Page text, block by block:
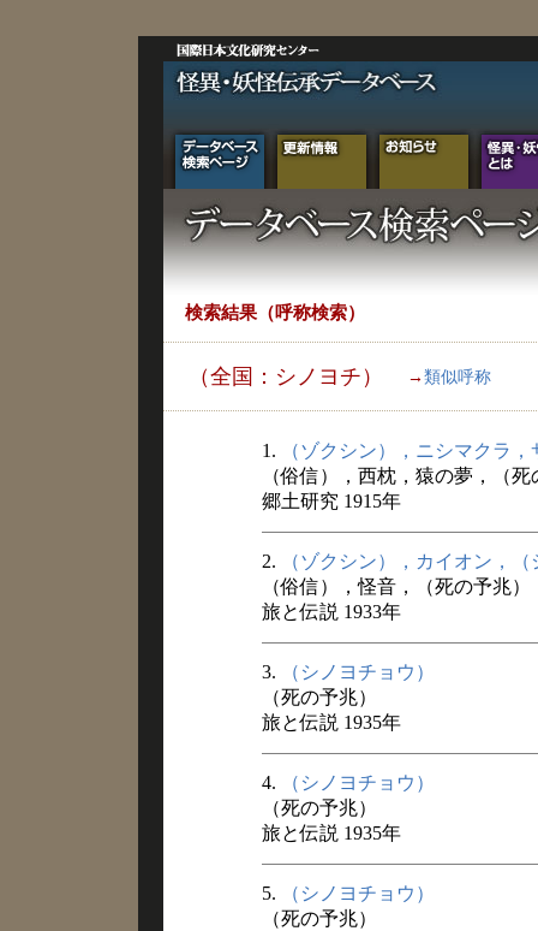
検索結果（呼称検索）
（全国：シノヨチ） → 類似呼称
1.
（ゾクシン），ニシマクラ
（俗信），西枕，猿の夢，（死
郷土研究 1915年
2.
（ゾクシン），カイオン，
（俗信），怪音，（死の予兆）
旅と伝説 1933年
3.
（シノヨチョウ）
（死の予兆）
旅と伝説 1935年
4.
（シノヨチョウ）
（死の予兆）
旅と伝説 1935年
5.
（シノヨチョウ）
（死の予兆）